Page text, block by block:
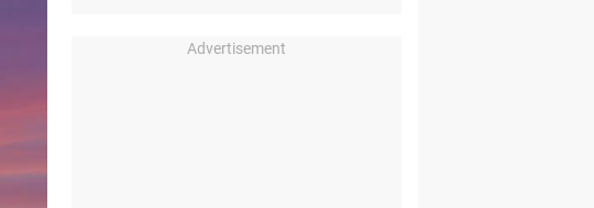
Advertisement